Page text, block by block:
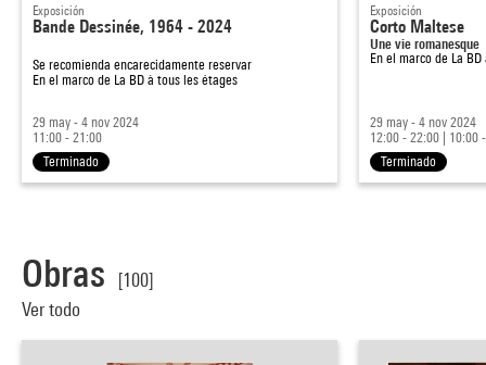
Exposición
Bande Dessinée, 1964 - 2024
Se recomienda encarecidamente reservar
En el marco de La BD à tous les étages
29 may - 4 nov 2024
11:00 - 21:00
Terminado
Exposición
Corto Maltese
Une vie romanesque
En el marco de La
29 may - 4 nov 2024
12:00 - 22:00
10:00
Terminado
Obras
[100]
Ver todo